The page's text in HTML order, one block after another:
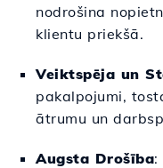
nodrošina
klientu priekšā.
Veiktspēja un
pakalpojumi,
ātrumu un
Augsta Drošība: